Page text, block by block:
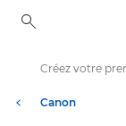
Canon